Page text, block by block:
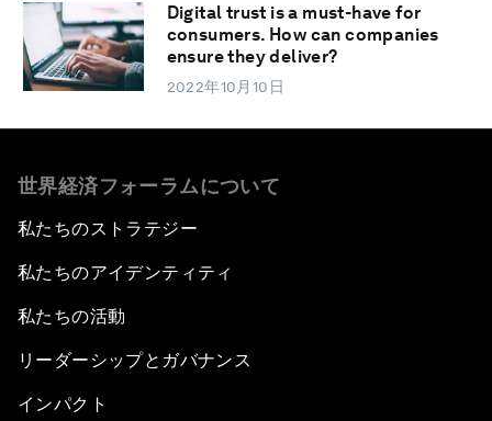
Digital trust is a must-have for
consumers. How can companies
ensure they deliver?
2022年10月10日
世界経済フォーラムについて
私たちのストラテジー
私たちのアイデンティティ
私たちの活動
リーダーシップとガバナンス
インパクト